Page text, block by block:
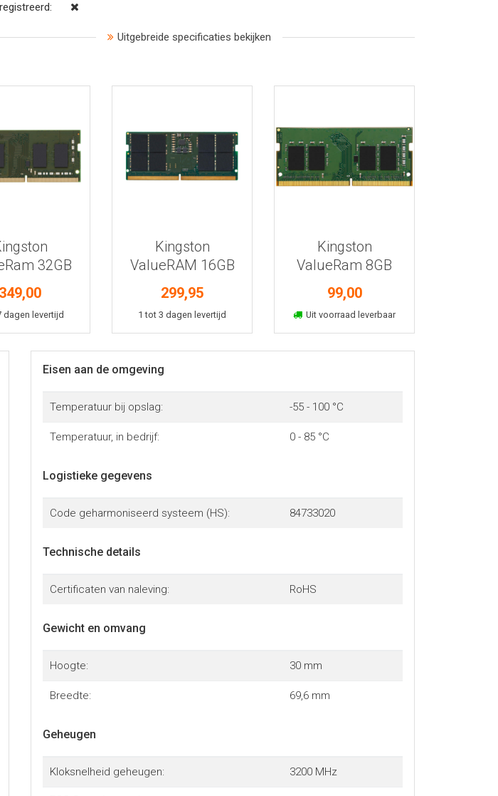
Uitgebreide specificaties bekijken
meer informatie
32GB
3200
Sodimm
349,00
dagen levertijd
Bekijk meer informatie
Kingston
ValueRAM 16GB
DDR5-5600
geheugen
299,95
1 tot 3 dagen levertijd
In winkelmand
Bekijk meer informatie
Kingston
ValueRam 8GB
DDR4-3200
Sodimm
99,00
Uit voorraad leverbaar
In winkelmand
Eisen aan de omgeving
Temperatuur bij opslag: -55 - 100 °C
Temperatuur, in bedrijf: 0 - 85 °C
Logistieke gegevens
Code geharmoniseerd systeem (HS): 84733020
Technische details
Certificaten van naleving: RoHS
Gewicht en omvang
Hoogte: 30 mm
Breedte: 69,6 mm
Geheugen
Kloksnelheid geheugen: 3200 MHz